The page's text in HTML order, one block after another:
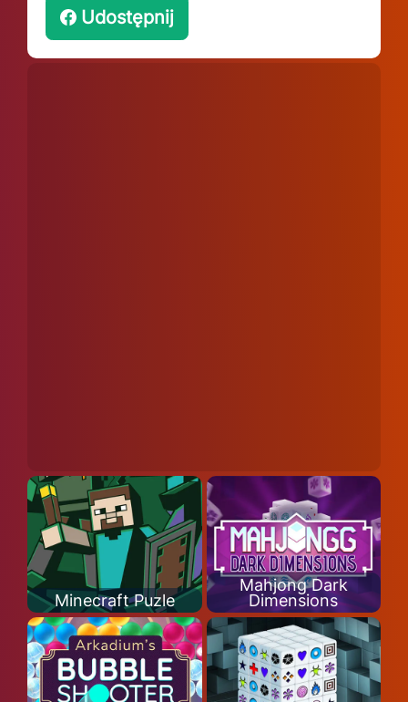
Udostępnij
Minecraft Puzle
Mahjong Dark
Dimensions